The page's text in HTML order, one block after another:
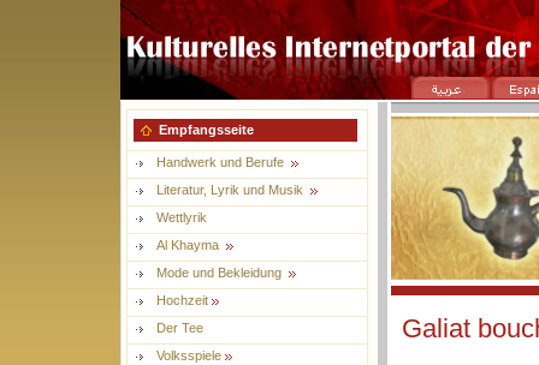
Empfangsseite
Handwerk und Berufe
Literatur, Lyrik und Musik
Wettlyrik
Al Khayma
Mode und Bekleidung
Hochzeit
Der Tee
Volksspiele
Galiat